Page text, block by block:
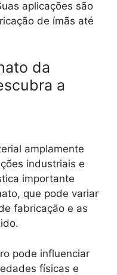
aplicações são
de ímãs até
da
a
amplamente
industriais e
importante
que pode variar
fabricação e as
pode influenciar
físicas e